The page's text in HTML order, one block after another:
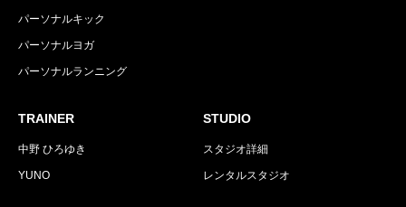
パーソナルキック
パーソナルヨガ
パーソナルランニング
TRAINER
中野 ひろゆき
YUNO
STUDIO
スタジオ詳細
レンタルスタジオ